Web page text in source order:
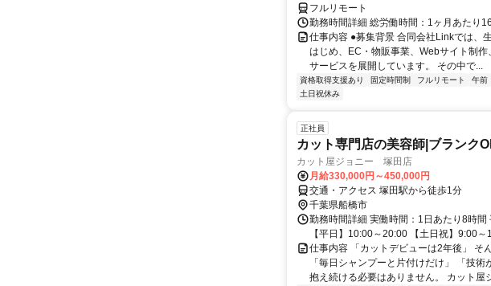
フルリモート
勤務時間詳細 総労働時間：1ヶ月あたり
仕事内容 ●募集背景 合同会社Linkでは、
はじめ、EC・物販事業、Webサイト制
サービスを展開しています。 その中で...
資格取得支援あり 固定時間制 フルリモート 午前
土日祝休み
正社員
カット専門店の美容師|ブランク
カット屋ジョニー 塚田店
月給330,000円～450,000円
交通・アクセス 塚田駅から徒歩1分
千葉県船橋市
勤務時間詳細 実働時間：1日あたり8時
【平日】10:00～20:00 【土日祝】9:00～
仕事内容 「カットデビューは2年後」 そ
「毎日シャンプーと片付けだけ」 「技
抱え続ける必要はありません。 カット屋